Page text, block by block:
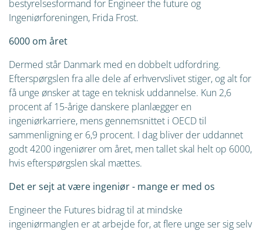
bestyrelsesformand for Engineer the future og
Ingeniørforeningen, Frida Frost.
6000 om året
Dermed står Danmark med en dobbelt udfordring.
Efterspørgslen fra alle dele af erhvervslivet stiger, og alt for
få unge ønsker at tage en teknisk uddannelse. Kun 2,6
procent af 15-årige danskere planlægger en
ingeniørkarriere, mens gennemsnittet i OECD til
sammenligning er 6,9 procent. I dag bliver der uddannet
godt 4200 ingeniører om året, men tallet skal helt op 6000,
hvis efterspørgslen skal mættes.
Det er sejt at være ingeniør - mange er med os
Engineer the Futures bidrag til at mindske
ingeniørmanglen er at arbejde for, at flere unge ser sig selv